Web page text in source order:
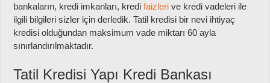
bankaların, kredi imkanları, kredifaizleri ve kredi vadeleri ile
ilgili bilgileri sizler için derledik. Tatil kredisi bir nevi ihtiyaç
kredisi olduğundan maksimum vade miktarı 60 ayla
sınırlandırılmaktadır.
Tatil Kredisi Yapı Kredi Bankası